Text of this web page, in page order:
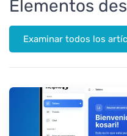
Elementos
Examinar todos los